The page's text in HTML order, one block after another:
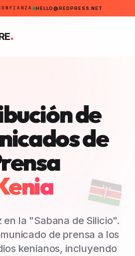
HELLO@REDPRESS.NET
.
de
de
la "Sabana de Silicio".
de prensa a los
kenianos, incluyendo